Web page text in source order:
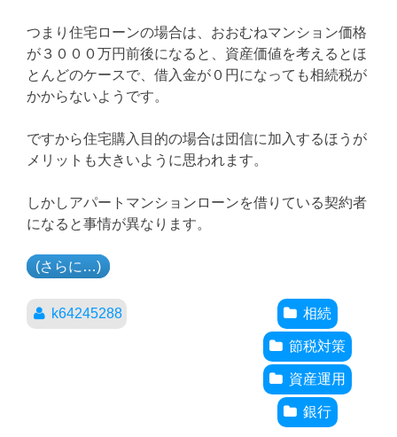
つまり住宅ローンの場合は、おおむねマンション価格
が３０００万円前後になると、資産価値を考えるとほ
とんどのケースで、借入金が０円になっても相続税が
かからないようです。
ですから住宅購入目的の場合は団信に加入するほうが
メリットも大きいように思われます。
しかしアパートマンションローンを借りている契約者
になると事情が異なります。
(さらに…)
k64245288 相続
節税対策
資産運用
銀行